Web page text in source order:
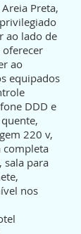
Preta,
ao lado de
ao
equipados
DDD e
220 v,
completa
sala para
nos